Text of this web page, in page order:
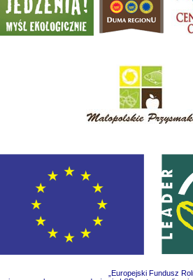
„Europejski Fundusz